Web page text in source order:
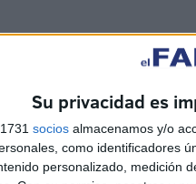
Su privacidad es
socios almacenamos y/o
como identificadores
personalizado, medición
favor de los cordobeses.
metros, en el primer gol del